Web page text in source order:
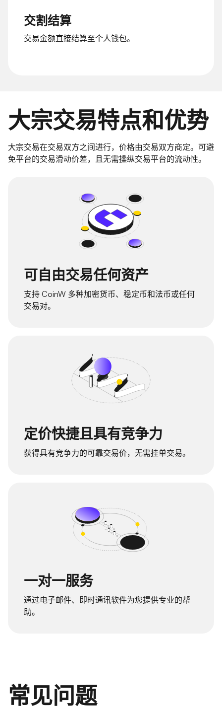
交割结算
交易金额直接结算至个人钱包。
大宗交易特点和优势
大宗交易在交易双方之间进行，价格由交易双方商定。可避
免平台的交易滑动价差，且无需操纵交易平台的流动性。
可自由交易任何资产
支持 CoinW 多种加密货币、稳定币和法币或任何
交易对。
定价快捷且具有竞争力
获得具有竞争力的可靠交易价，无需挂单交易。
一对一服务
通过电子邮件、即时通讯软件为您提供专业的帮
助。
常见问题